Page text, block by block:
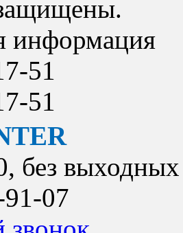
информация
51
51
без выходных
07